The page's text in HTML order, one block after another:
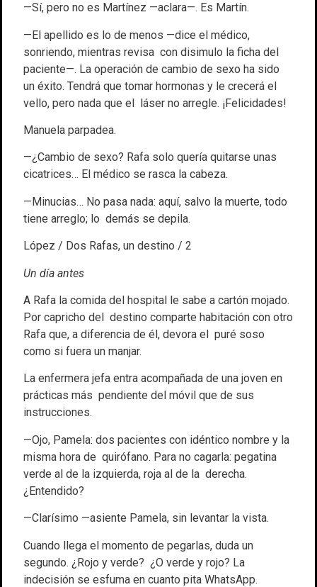
—Sí, pero no es Martínez —aclara—. Es Martín.
—El apellido es lo de menos —dice el médico,
sonriendo, mientras revisa con disimulo la ficha del
paciente—. La operación de cambio de sexo ha sido
un éxito. Tendrá que tomar hormonas y le crecerá el
vello, pero nada que el láser no arregle. ¡Felicidades!
Manuela parpadea.
—¿Cambio de sexo? Rafa solo quería quitarse unas
cicatrices… El médico se rasca la cabeza.
—Minucias… No pasa nada: aquí, salvo la muerte, todo
tiene arreglo; lo demás se depila.
López / Dos Rafas, un destino / 2
Un día antes
A Rafa la comida del hospital le sabe a cartón mojado.
Por capricho del destino comparte habitación con otro
Rafa que, a diferencia de él, devora el puré soso
como si fuera un manjar.
La enfermera jefa entra acompañada de una joven en
prácticas más pendiente del móvil que de sus
instrucciones.
—Ojo, Pamela: dos pacientes con idéntico nombre y la
misma hora de quirófano. Para no cagarla: pegatina
verde al de la izquierda, roja al de la derecha.
¿Entendido?
—Clarísimo —asiente Pamela, sin levantar la vista.
Cuando llega el momento de pegarlas, duda un
segundo. ¿Rojo y verde? ¿O verde y rojo? La
indecisión se esfuma en cuanto pita WhatsApp.